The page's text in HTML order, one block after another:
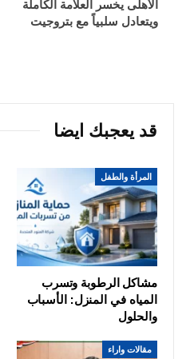
الأهلى يخسر العلامة الكاملة
ويتعادل سلبياً مع بتروجيت
قد يعجبك ايضا
المرأة والطفل
مشاكل الرطوبة وتسرب
المياه في المنزل: الأسباب
والحلول
مقالات واراء